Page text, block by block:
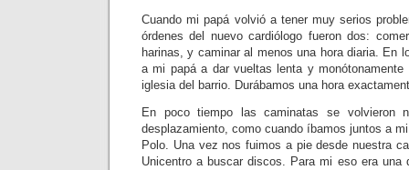
Cuando mi papá volvió a tener muy serios
órdenes del nuevo cardiólogo fueron dos:
harinas, y caminar al menos una hora diaria. En
a mi papá a dar vueltas lenta y
iglesia del barrio. Durábamos una hora
En poco tiempo las caminatas se volvieron
desplazamiento, como cuando íbamos juntos a
Polo. Una vez nos fuimos a pie desde nuestra
Unicentro a buscar discos. Para mi eso era una